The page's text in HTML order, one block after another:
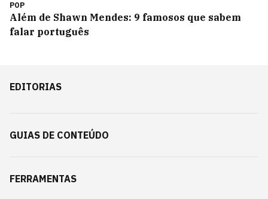
POP
Além de Shawn Mendes: 9 famosos que sabem
falar português
EDITORIAS
GUIAS DE CONTEÚDO
FERRAMENTAS